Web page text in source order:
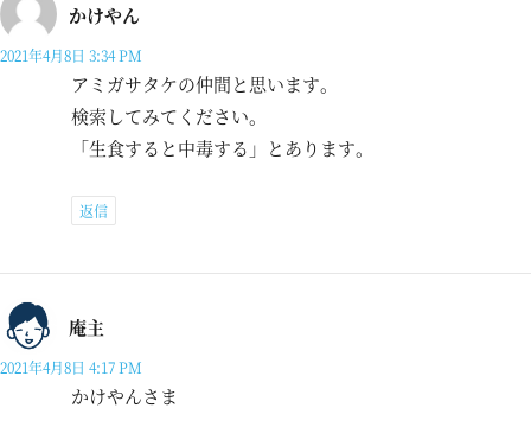
かけやん
2021年4月8日 3:34 PM
アミガサタケの仲間と思います。
検索してみてください。
「生食すると中毒する」とあります。
返信
庵主
2021年4月8日 4:17 PM
かけやんさま